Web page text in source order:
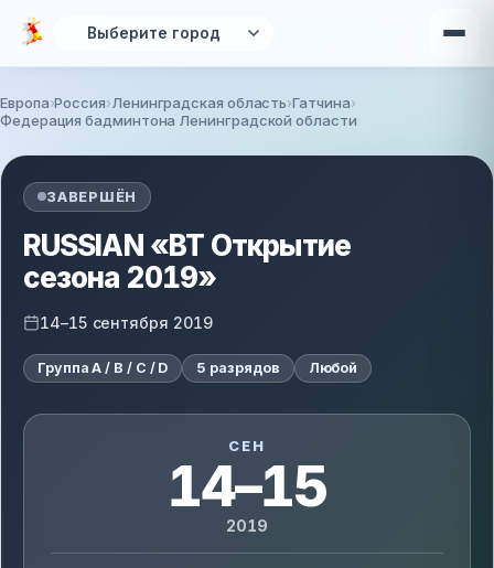
Перейти к основному содержанию
Вы здесь
Европа Россия Ленинградская область Гатчина
Федерация бадминтона Ленинградской области
ЗАВЕРШЁН
RUSSIAN «ВТ Открытие
сезона 2019»
14–15 сентября 2019
Группа A / B / C / D 5 разрядов Любой
СЕН
14–15
2019